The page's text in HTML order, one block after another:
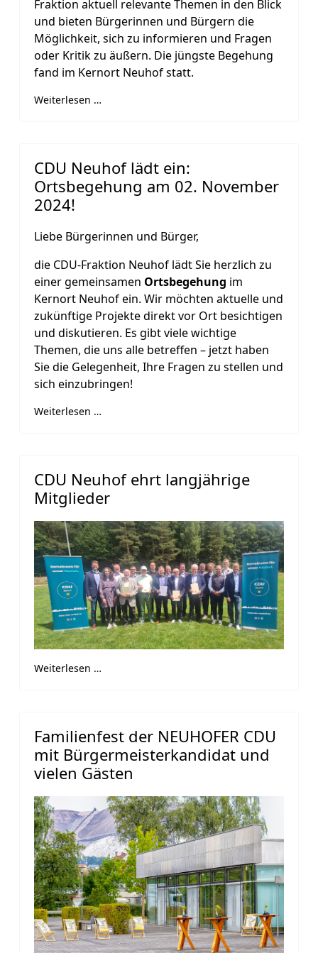
Fraktion aktuell relevante Themen in den Blick
und bieten Bürgerinnen und Bürgern die
Möglichkeit, sich zu informieren und Fragen
oder Kritik zu äußern. Die jüngste Begehung
fand im Kernort Neuhof statt.
Weiterlesen …
CDU Neuhof lädt ein:
Ortsbegehung am 02. November
2024!
Liebe Bürgerinnen und Bürger,
die CDU-Fraktion Neuhof lädt Sie herzlich zu
einer gemeinsamen Ortsbegehung im
Kernort Neuhof ein. Wir möchten aktuelle und
zukünftige Projekte direkt vor Ort besichtigen
und diskutieren. Es gibt viele wichtige
Themen, die uns alle betreffen – jetzt haben
Sie die Gelegenheit, Ihre Fragen zu stellen und
sich einzubringen!
Weiterlesen …
CDU Neuhof ehrt langjährige
Mitglieder
Weiterlesen …
Familienfest der NEUHOFER CDU
mit Bürgermeisterkandidat und
vielen Gästen